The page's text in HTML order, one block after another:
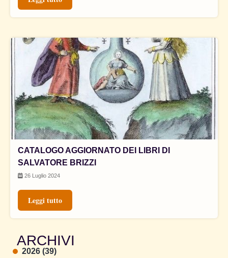
CATALOGO AGGIORNATO DEI LIBRI DI
SALVATORE BRIZZI
26 Luglio 2024
Leggi tutto
ARCHIVI
2026 (39)